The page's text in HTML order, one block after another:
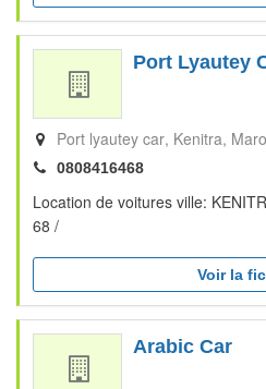
Port Lyautey
Port lyautey car Kenitra
0808416468
Location de voitures ville:
68 /
Voir la
Arabic Car